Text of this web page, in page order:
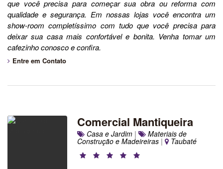
que você precisa para começar sua obra ou reforma com
qualidade e segurança. Em nossas lojas você encontra um
show-room completíssimo com tudo que você precisa para
deixar sua casa mais confortável e bonita. Venha tomar um
cafezinho conosco e confira.
Entre em Contato
Comercial Mantiqueira
Casa e Jardim | Materiais de
Construção e Madeireiras | Taubaté